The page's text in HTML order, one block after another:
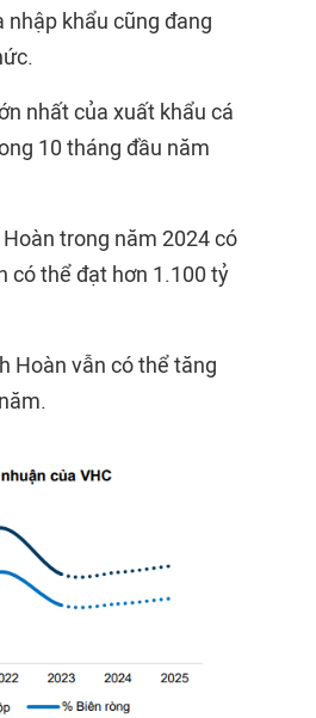
nhập khẩu cũng đang
nhất của xuất khẩu cá
10 tháng đầu năm
trong năm 2024 có
có thể đạt hơn 1.100 tỷ
Hoàn vẫn có thể tăng